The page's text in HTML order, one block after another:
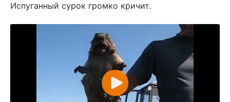
Испуганный сурок громко кричит.
В